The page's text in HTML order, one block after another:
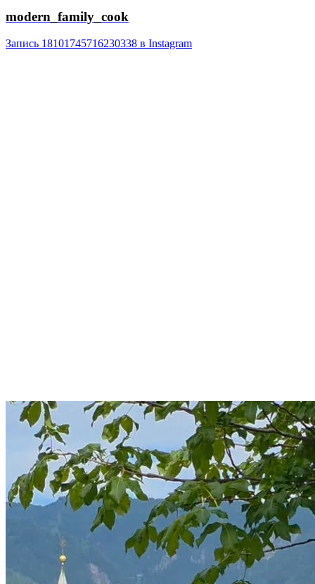
modern_family_cook
Запись 18101745716230338 в Instagram